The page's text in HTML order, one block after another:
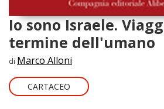
Io sono Israele.
termine dell'umano
di Marco Alloni
CARTACEO